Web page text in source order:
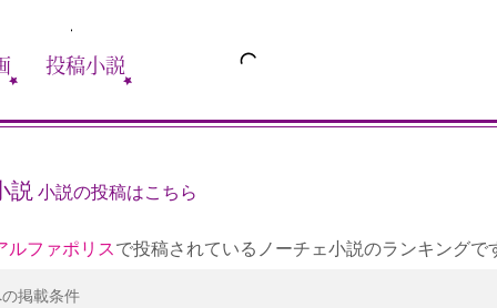
投稿小説
説 小説の投稿はこちら
ルファポリスで投稿されているノーチェ小説のランキングで
掲載条件